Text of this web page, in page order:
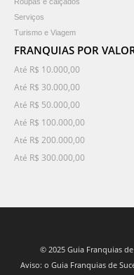
Serviços
Turismo e Viagem
FRANQUIAS POR
Até R$ 10.000,00
Até R$ 30.000,00
Até R$ 50.000,00
Até R$ 100.000,00
Até R$ 200.000,00
Até R$ 300.000,00
© 2025 Guia Franquias
Aviso: o Guia Franquias de